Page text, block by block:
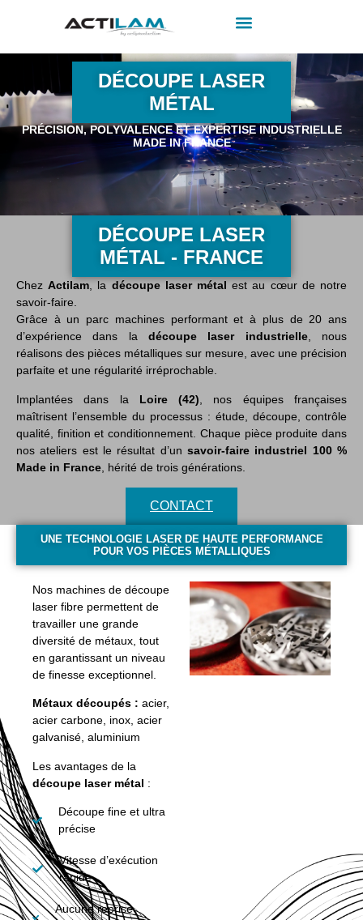
DÉCOUPE LASER
MÉTAL
PRÉCISION, POLYVALENCE ET EXPERTISE INDUSTRIELLE
MADE IN FRANCE
DÉCOUPE LASER
MÉTAL - FRANCE
ChezActilam , la découpe laser métal est au cœur de notre
savoir-faire.
Grâce à un parc machines performant et à plus de 20 ans
d’expérience dans la découpe laser industrielle, nous
réalisons des pièces métalliques sur mesure, avec une précision
parfaite et une régularité irréprochable.
Implantées dans la Loire (42) , nos équipes françaises
maîtrisent l’ensemble du processus : étude, découpe, contrôle
qualité, finition et conditionnement. Chaque pièce produite dans
nos ateliers est le résultat d’un savoir-faire industriel 100 %
Made in France , hérité de trois générations.
CONTACT
UNE TECHNOLOGIE LASER DE HAUTE PERFORMANCE
POUR VOS PIÈCES MÉTALLIQUES
Nos machines de découpe
laser fibre permettent de
travailler une grande
diversité de métaux, tout
en garantissant un niveau
de finesse exceptionnel.
Métaux découpés : acier,
acier carbone, inox, acier
galvanisé, aluminium
Les avantages de la
découpe laser métal :
Découpe fine et ultra
précise
Vitesse d’exécution
rapide
Aucune reprise